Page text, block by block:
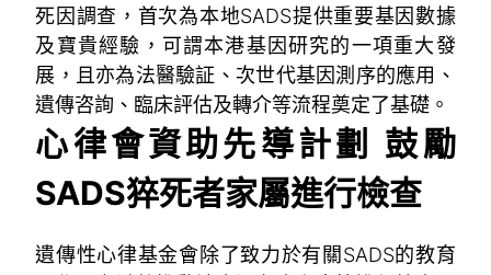
死因調查，首次為本地SADS提供重要基因數據
及寶貴經驗，可謂本港基因研究的一項重大發
展，且亦為法醫驗証、次世代基因測序的應用、
遺傳咨詢、臨床評估及轉介等流程奠定了基礎。
心律會資助先導計劃 鼓勵
SADS猝死者家屬進行檢查
遺傳性心律基金會除了致力於有關SADS的教育